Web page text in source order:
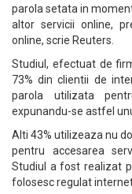
parola setata in
altor servicii online,
online, scrie Reuters.
Studiul, efectuat de
73% din clientii de
parola utilizata
expunandu-se astfel
Alti 43% utilizeaza nu
pentru accesarea
Studiul a fost realizat
folosesc regulat internet